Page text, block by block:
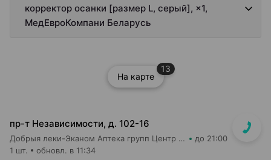
корректор осанки [размер L, серый], ×1,
МедЕвроКомпани Беларусь
На карте
13
пр-т Независимости, д. 102-16
Добрыя леки-Эканом Аптека групп Центр ООО Аптека №19 до 21:00
1 шт. обновл. в 11:34